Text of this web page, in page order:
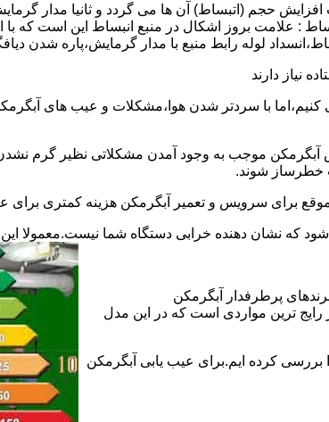
افزایش حجم (اتبساط) آن ها می گردد و ثانیا مدار
: علامت بروز اشکال در منبع انبساط این است که
لوله رابط منبع با مدار گرمایش،پاره شدن
نیاز دارند
با سردتر شدن هوا،مشکلات و عیب های
موجب به وجود آمدن مشکلاتی نظیر گرم
خطرساز شوند.
برای سرویس و تعمیر آبگرمکن هزینه کمتری برای
که نشان دهنده خرابی دستگاه شما نیست.معمولا
پرطرفدار آبگرمکن
ترین مواردی است که در این مدل
کرده ایم.برای عیب یابی آبگرمکن